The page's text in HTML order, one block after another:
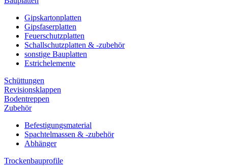
Gipskartonplatten
Gipsfaserplatten
Feuerschutzplatten
Schallschutzplatten & -zubehör
sonstige Bauplatten
Estrichelemente
Schüttungen
Revisionsklappen
Bodentreppen
Zubehör
Befestigungsmaterial
Spachtelmassen & -zubehör
Abhänger
Trockenbauprofile